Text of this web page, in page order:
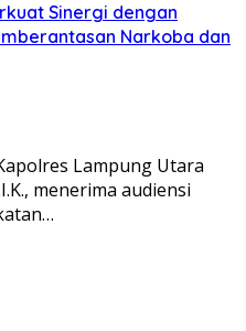
Sinergi dengan
Narkoba dan
Lampung Utara
menerima audiensi